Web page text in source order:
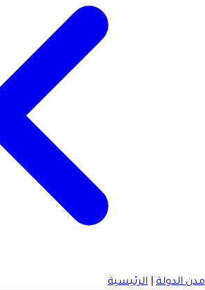
مدن الدولة الرئيسية